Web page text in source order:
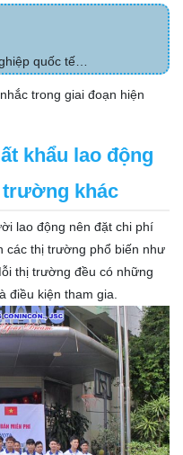
quốc tế…
trong giai đoạn hiện
khẩu lao động
trường khác
lao động nên đặt chi phí
các thị trường phổ biến như
thị trường đều có những
điều kiện tham gia.